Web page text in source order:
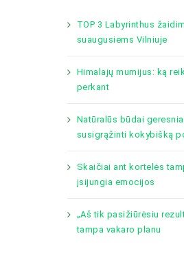
TOP 3 Labyrinthus
suaugusiems Vilniuje
Himalajų mumijus: ką
perkant
Natūralūs būdai
susigrąžinti kokybišką
Skaičiai ant kortelės
įsijungia emocijos
„Aš tik pasižiūrėsiu
tampa vakaro planu